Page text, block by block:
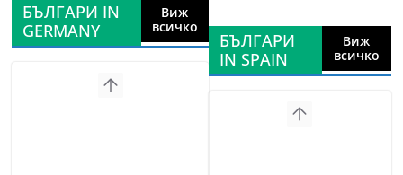
БЪЛГАРИ IN
GERMANY
Виж
всичко
БЪЛГАРИ
IN SPAIN
Виж
всичко